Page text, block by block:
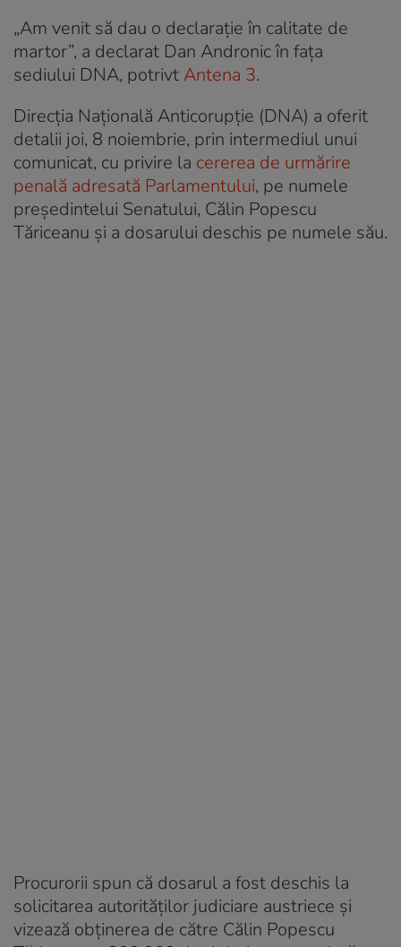
„Am venit să dau o declarație în calitate de
martor”, a declarat Dan Andronic în fața
sediului DNA, potrivtAntena 3.
Direcția Națională Anticorupție (DNA) a oferit
detalii joi, 8 noiembrie, prin intermediul unui
comunicat, cu privire la cererea de urmărire
penală adresată Parlamentului, pe numele
președintelui Senatului, Călin Popescu
Tăriceanu și a dosarului deschis pe numele său.
Procurorii spun că dosarul a fost deschis la
solicitarea autorităților judiciare austriece și
vizează obținerea de către Călin Popescu